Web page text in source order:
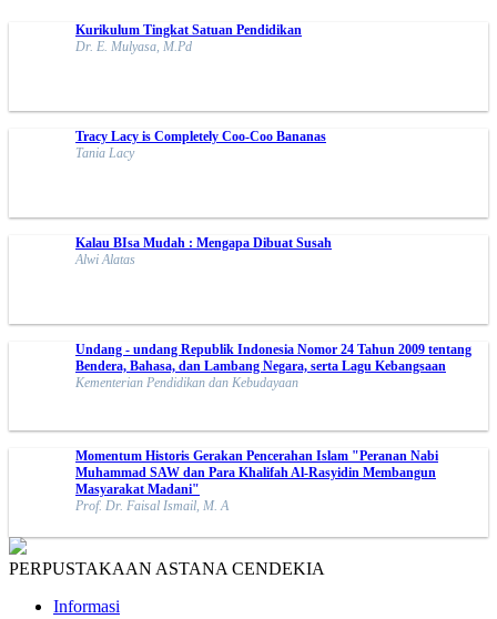
Kurikulum Tingkat Satuan Pendidikan
Dr. E. Mulyasa, M.Pd
Tracy Lacy is Completely Coo-Coo Bananas
Tania Lacy
Kalau BIsa Mudah : Mengapa Dibuat Susah
Alwi Alatas
Undang - undang Republik Indonesia Nomor 24 Tahun 2009 tentang
Bendera, Bahasa, dan Lambang Negara, serta Lagu Kebangsaan
Kementerian Pendidikan dan Kebudayaan
Momentum Historis Gerakan Pencerahan Islam "Peranan Nabi
Muhammad SAW dan Para Khalifah Al-Rasyidin Membangun
Masyarakat Madani"
Prof. Dr. Faisal Ismail, M. A
PERPUSTAKAAN ASTANA CENDEKIA
Informasi